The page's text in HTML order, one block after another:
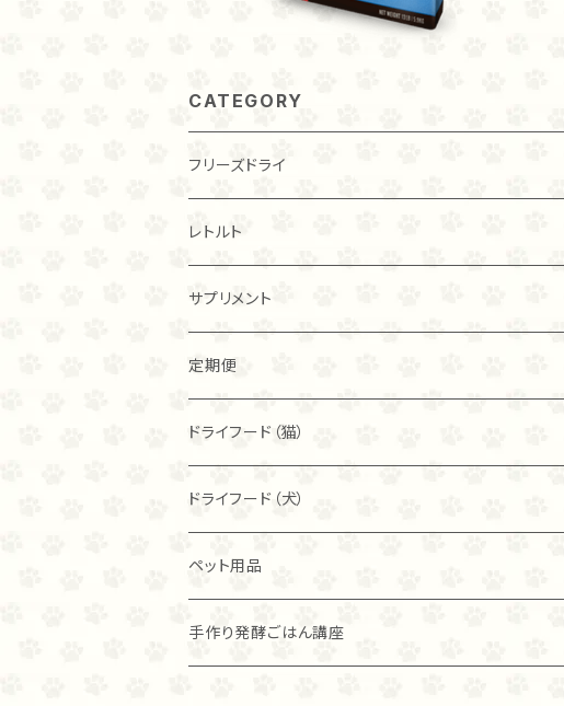
CATEGORY
フリーズドライ
チキン
20ｇ
40ｇ
トライプ（ビーフ）
40ｇ
80ｇ
カンガルー
40ｇ
80ｇ
レトルト
チキン
トライプ（ビーフ）
フィッシュ
カンガルー
サプリメント
定期便
フリーズドライ
麹ナチュラルチキン（80ｇ）
麹ナチュラルチキン（40ｇ）
麹ナチュラルチキン
麹ナチュラルカンガルー
グラスフェッド麴トライプ
ドライフード（猫）
ブリスミックス
チキン
アレヴァ
ラム
アカナ
ドライフード（犬）
アカナ
アレヴァ
ペット用品
手作り発酵ごはん講座